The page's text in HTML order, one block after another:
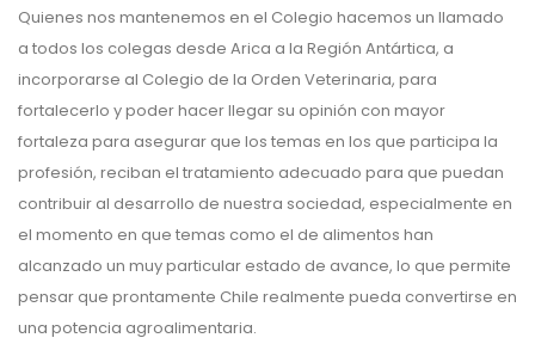
Quienes nos mantenemos en el Colegio hacemos un llamado
a todos los colegas desde Arica a la Región Antártica, a
incorporarse al Colegio de la Orden Veterinaria, para
fortalecerlo y poder hacer llegar su opinión con mayor
fortaleza para asegurar que los temas en los que participa la
profesión, reciban el tratamiento adecuado para que puedan
contribuir al desarrollo de nuestra sociedad, especialmente en
el momento en que temas como el de alimentos han
alcanzado un muy particular estado de avance, lo que permite
pensar que prontamente Chile realmente pueda convertirse en
una potencia agroalimentaria.